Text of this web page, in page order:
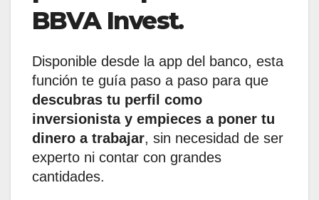
BBVA Invest.
Disponible desde la app del banco, esta
función te guía paso a paso para que
descubras tu perfil como
inversionista y empieces a poner tu
dinero a trabajar, sin necesidad de ser
experto ni contar con grandes
cantidades.